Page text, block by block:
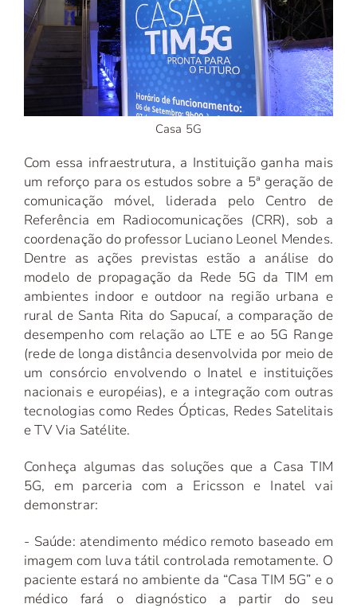
Casa 5G
Com essa infraestrutura, a Instituição ganha mais
um reforço para os estudos sobre a 5ª geração de
comunicação móvel, liderada pelo Centro de
Referência em Radiocomunicações (CRR), sob a
coordenação do professor Luciano Leonel Mendes.
Dentre as ações previstas estão a análise do
modelo de propagação da Rede 5G da TIM em
ambientes indoor e outdoor na região urbana e
rural de Santa Rita do Sapucaí, a comparação de
desempenho com relação ao LTE e ao 5G Range
(rede de longa distância desenvolvida por meio de
um consórcio envolvendo o Inatel e instituições
nacionais e européias), e a integração com outras
tecnologias como Redes Ópticas, Redes Satelitais
e TV Via Satélite.
Conheça algumas das soluções que a Casa TIM
5G, em parceria com a Ericsson e Inatel vai
demonstrar:
- Saúde: atendimento médico remoto baseado em
imagem com luva tátil controlada remotamente. O
paciente estará no ambiente da “Casa TIM 5G” e o
médico fará o diagnóstico a partir do seu